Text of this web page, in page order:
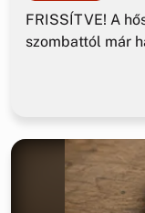
FRISSÍTVE! A
szombattól már